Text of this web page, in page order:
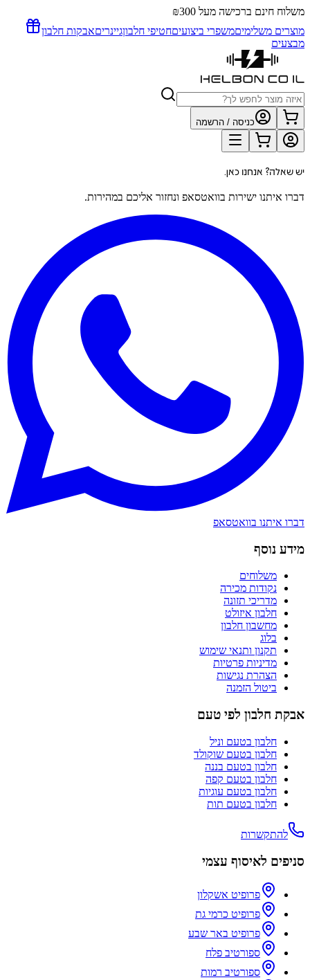
משלוח חינם ברכישה מעל ₪300
מוצרים משלימיםמשפרי ביצועיםחטיפי חלבוןגיינריםאבקות חלבון
מבצעים
כניסה / הרשמה
יש שאלה? אנחנו כאן.
דברו איתנו ישירות בוואטסאפ ונחזור אליכם במהירות.
דברו איתנו בוואטסאפ
מידע נוסף
משלוחים
נקודות מכירה
מדריכי תזונה
חלבון איזולט
מחשבון חלבון
בלוג
תקנון ותנאי שימוש
מדיניות פרטיות
הצהרת נגישות
ביטול הזמנה
אבקת חלבון לפי טעם
חלבון בטעם וניל
חלבון בטעם שוקולד
חלבון בטעם בננה
חלבון בטעם קפה
חלבון בטעם עוגיות
חלבון בטעם תות
להתקשרות
סניפים לאיסוף עצמי
פרופיט אשקלון
פרופיט כרמי גת
פרופיט באר שבע
ספורטיב פלח
ספורטיב רמות